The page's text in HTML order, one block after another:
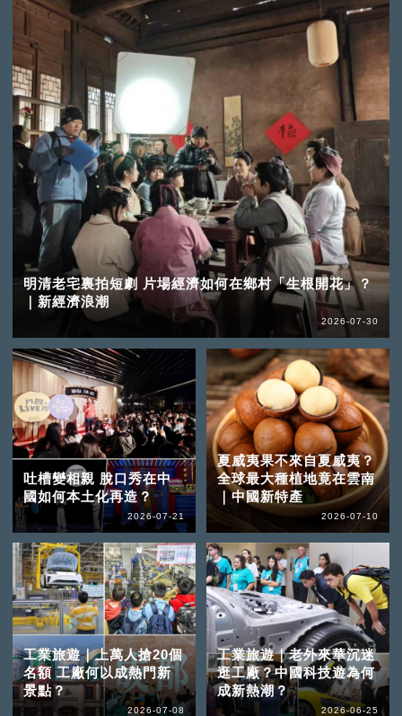
明清老宅裏拍短劇 片場經濟如何在鄉村「生根開花」？
｜新經濟浪潮
2026-07-30
吐槽變相親 脫口秀在中
國如何本土化再造？
2026-07-21
夏威夷果不來自夏威夷？
全球最大種植地竟在雲南
｜中國新特產
2026-07-10
工業旅遊｜上萬人搶20個
名額 工廠何以成熱門新
景點？
2026-07-08
工業旅遊｜老外來華沉迷
逛工廠？中國科技遊為何
成新熱潮？
2026-06-25